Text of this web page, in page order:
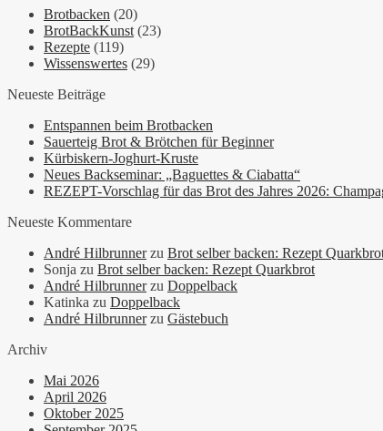
Brotbacken (20)
BrotBackKunst (23)
Rezepte (119)
Wissenswertes (29)
Neueste Beiträge
Entspannen beim Brotbacken
Sauerteig Brot & Brötchen für Beginner
Kürbiskern-Joghurt-Kruste
Neues Backseminar: „Baguettes & Ciabatta“
REZEPT-Vorschlag für das Brot des Jahres 2026:
Neueste Kommentare
André Hilbrunnerzu Brot selber backen: Rezept
Sonja zu Brot selber backen: Rezept Quarkbrot
André Hilbrunnerzu Doppelback
Katinka zu Doppelback
André Hilbrunnerzu Gästebuch
Archiv
Mai 2026
April 2026
Oktober 2025